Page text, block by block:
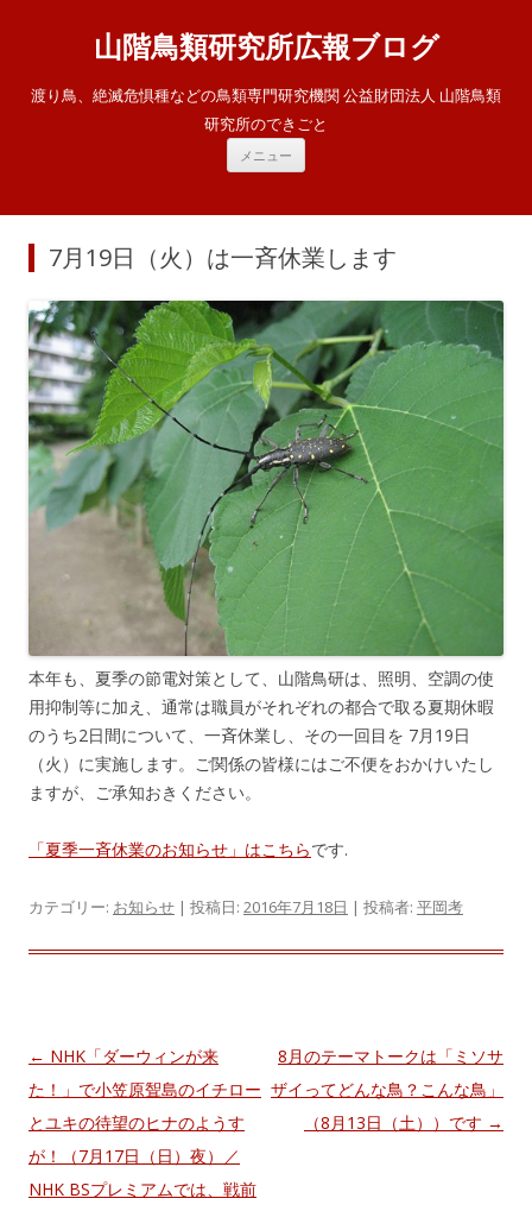
山階鳥類研究所広報ブログ
渡り鳥、絶滅危惧種などの鳥類専門研究機関 公益財団法人 山階鳥類
研究所のできごと
メニュー
ツ
ス
キ
プ
7月19日（火）は一斉休業します
本年も、夏季の節電対策として、山階鳥研は、照明、空調の使
用抑制等に加え、通常は職員がそれぞれの都合で取る夏期休暇
のうち2日間について、一斉休業し、その一回目を 7月19日
（火）に実施します。ご関係の皆様にはご不便をおかけいたし
ますが、ご承知おきください。
「夏季一斉休業のお知らせ」はこちらです.
カテゴリー: お知らせ | 投稿日: 2016年7月18日 | 投稿者: 平岡考
投
稿
ナ
ビ
ゲ
← NHK「ダーウィンが来
た！」で小笠原聟島のイチロー
とユキの待望のヒナのようす
が！（7月17日（日）夜）／
NHK BSプレミアムでは、戦前
8月のテーマトークは「ミソサ
ザイってどんな鳥？こんな鳥」
（8月13日（土））です →